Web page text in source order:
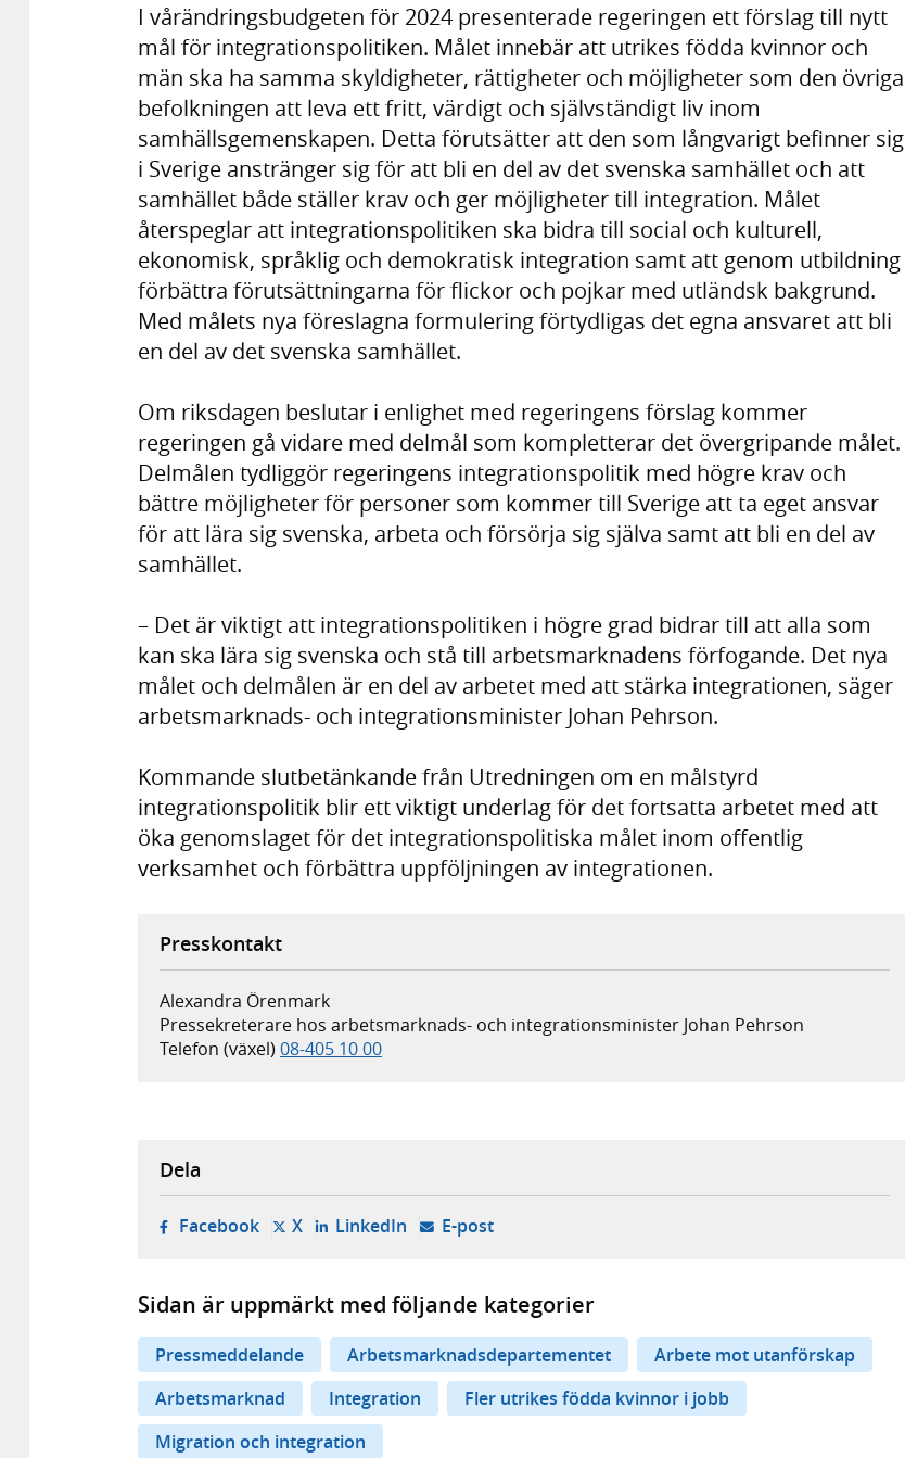
I vårändringsbudgeten för 2024 presenterade regeringen ett förslag till nytt
mål för integrationspolitiken. Målet innebär att utrikes födda kvinnor och
män ska ha samma skyldigheter, rättigheter och möjligheter som den övriga
befolkningen att leva ett fritt, värdigt och självständigt liv inom
samhällsgemenskapen. Detta förutsätter att den som långvarigt befinner sig
i Sverige anstränger sig för att bli en del av det svenska samhället och att
samhället både ställer krav och ger möjligheter till integration. Målet
återspeglar att integrationspolitiken ska bidra till social och kulturell,
ekonomisk, språklig och demokratisk integration samt att genom utbildning
förbättra förutsättningarna för flickor och pojkar med utländsk bakgrund.
Med målets nya föreslagna formulering förtydligas det egna ansvaret att bli
en del av det svenska samhället.
Om riksdagen beslutar i enlighet med regeringens förslag kommer
regeringen gå vidare med delmål som kompletterar det övergripande målet.
Delmålen tydliggör regeringens integrationspolitik med högre krav och
bättre möjligheter för personer som kommer till Sverige att ta eget ansvar
för att lära sig svenska, arbeta och försörja sig själva samt att bli en del av
samhället.
– Det är viktigt att integrationspolitiken i högre grad bidrar till att alla som
kan ska lära sig svenska och stå till arbetsmarknadens förfogande. Det nya
målet och delmålen är en del av arbetet med att stärka integrationen, säger
arbetsmarknads- och integrationsminister Johan Pehrson.
Kommande slutbetänkande från Utredningen om en målstyrd
integrationspolitik blir ett viktigt underlag för det fortsatta arbetet med att
öka genomslaget för det integrationspolitiska målet inom offentlig
verksamhet och förbättra uppföljningen av integrationen.
Presskontakt
Alexandra Örenmark
Pressekreterare hos arbetsmarknads- och integrationsminister Johan Pehrson
Telefon (växel) 08-405 10 00
Dela
Facebook- öppnas i ny flik, extern webbplats,
X- öppnas i ny flik, extern webbplats,
LinkedIn- öppnas i ny flik, extern webbplats,
E-post- öppnar din e-postklient,
Sidan är uppmärkt med följande kategorier
Pressmeddelande Arbetsmarknadsdepartementet
Arbete mot utanförskap
Arbetsmarknad
Integration
Fler utrikes födda kvinnor i jobb
Migration och integration